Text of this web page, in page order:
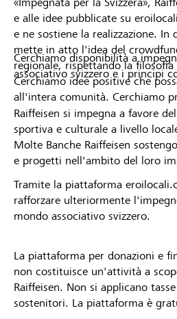
e alle idee pubblicate su
e ne sostiene la realizzazione. In
mette in atto l'idea del
regionale, rispettando la
Cerchiamo idee positive che
all'intera comunità. Cerchiamo
Cerchiamo disponibilità a
associativo svizzero e i principi
Raiffeisen si impegna a favore
sportiva e culturale a livello
Molte Banche Raiffeisen
e progetti nell'ambito del loro
Tramite la piattaforma
rafforzare ulteriormente
mondo associativo svizzero.
La piattaforma per donazioni e
non costituisce un'attività a
Raiffeisen. Non si applicano
sostenitori. La piattaforma è